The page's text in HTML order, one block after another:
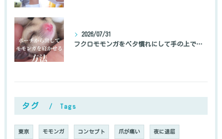
2026/07/31
フクロモモンガをベタ慣れにして手の上で寝かせる方法
タグ Tags
東京 モモンガ コンセプト 爪が痛い 夜に退屈